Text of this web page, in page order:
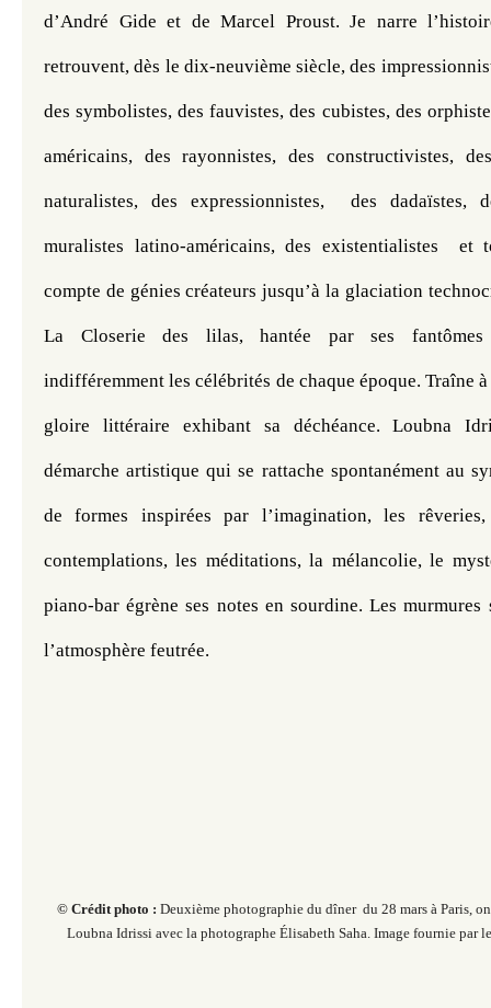
d’André Gide et de Marcel Proust. Je narre
retrouvent, dès le dix-neuvième siècle, des
des symbolistes, des fauvistes, des cubistes, des
américains, des rayonnistes, des constructivistes,
naturalistes, des expressionnistes,  des dadaïstes,
muralistes latino-américains, des existentialistes
compte de génies créateurs jusqu’à la glaciation
La Closerie des lilas, hantée par ses fantômes
indifféremment les célébrités de chaque époque. Traîne
gloire littéraire exhibant sa déchéance. Loubna
démarche artistique qui se rattache spontanément au
de formes inspirées par l’imagination, les
contemplations, les méditations, la mélancolie, le
piano-bar égrène ses notes en sourdine. Les murmures
l’atmosphère feutrée.
© Crédit photo : Deuxième photographie du dîner du 28 mars à Paris,
Loubna Idrissi avec la photographe Élisabeth Saha. Image fournie par